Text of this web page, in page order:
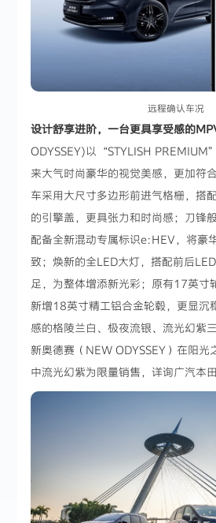
远程确认车况
设计舒享进阶，一台更具享受感的
ODYSSEY)以“STYLISH
来大气时尚豪华的视觉美感，更加符
车采用大尺寸多边形前进气格栅，搭
的引擎盖，更具张力和时尚感；刀锋
配备全新混动专属标识e:HEV，将豪
致；焕新的全LED大灯，搭配前后
足，为整体增添新光彩；原有17英寸
新增18英寸精工铝合金轮毂，更显沉
感的格陵兰白、极夜流银、流光幻紫
新奥德赛（NEW ODYSSEY）在阳光
中流光幻紫为限量销售，详询广汽本